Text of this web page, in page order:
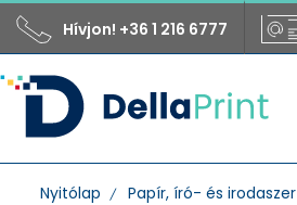
Hívjon! +36 1 216 6777
Nyitólap Papír, író- és irodaszer